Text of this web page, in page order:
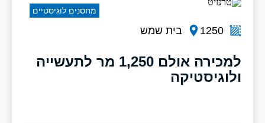
1250 בית שמש
למכירה אולם 1,250 מר לתעשייה
ולוגיסטיקה
מחסנים לוגיסטיים